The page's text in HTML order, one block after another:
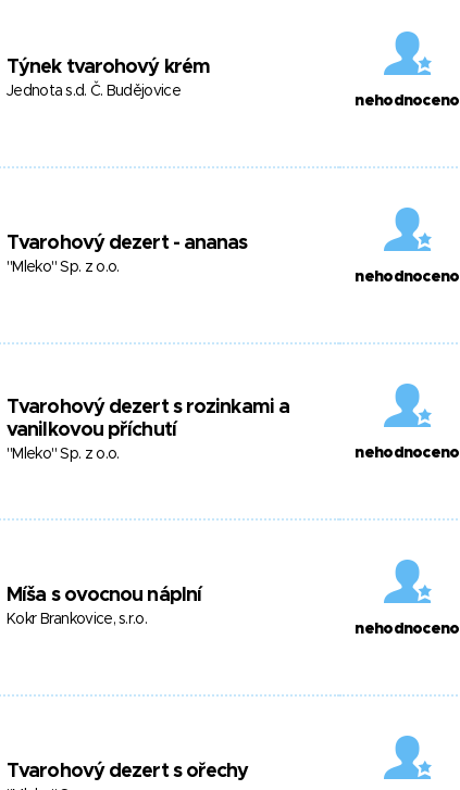
Týnek tvarohový krém
Jednota s.d. Č. Budějovice
nehodnoceno
Tvarohový dezert - ananas
"Mleko" Sp. z o.o.
nehodnoceno
Tvarohový dezert s rozinkami a
vanilkovou příchutí
"Mleko" Sp. z o.o. nehodnoceno
Míša s ovocnou náplní
Kokr Brankovice, s.r.o.
nehodnoceno
Tvarohový dezert s ořechy